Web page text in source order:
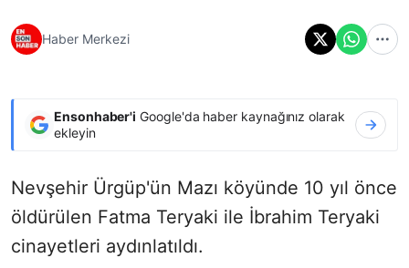
Haber Merkezi
Ensonhaber'i Google'da haber kaynağınız olarak
ekleyin
Nevşehir Ürgüp'ün Mazı köyünde 10 yıl önce
öldürülen Fatma Teryaki ile İbrahim Teryaki
cinayetleri aydınlatıldı.